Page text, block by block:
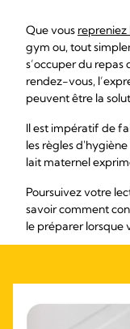
Que vous repreniez
gym ou, tout
s’occuper du
rendez-vous,
peuvent être la
Il est impératif de
les règles
lait maternel
Poursuivez votre
savoir comment
le préparer lorsque